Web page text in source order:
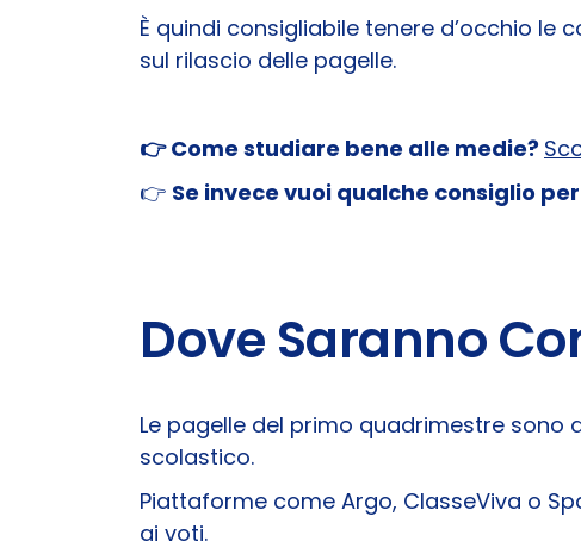
È quindi consigliabile tenere d’occhio
sul rilascio delle pagelle.
👉 Come studiare bene alle medie?
👉 Se invece vuoi qualche consiglio
Dove Saranno
Le pagelle del primo quadrimestre sono
scolastico.
Piattaforme come Argo, ClasseViva o
ai voti.